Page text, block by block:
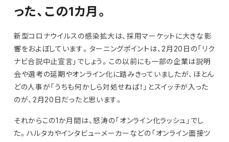
った、この1カ月。
新型コロナウイルスの感染拡大は、採用マーケットに大きな影
響をおよぼしています。ターニングポイントは、2月20日の「リク
ナビ合説中止宣言」でしょう。この以前にも一部の企業は説明
会や選考の延期やオンライン化に踏みきっていましたが、ほとん
どの人事が「うちも何かしら対処せねば！」とスイッチが入った
のが、2月20日だったと思います。
それからこの1か月間は、怒涛の「オンライン化ラッシュ」でし
た。ハルタカやインタビューメーカーなどの「オンライン面接ツ